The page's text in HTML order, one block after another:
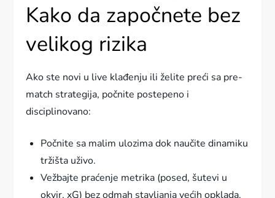
Kako da započnete bez
velikog rizika
Ako ste novi u live klađenju ili želite preći sa pre-
match strategija, počnite postepeno i
disciplinovano:
Počnite sa malim ulozima dok naučite dinamiku
tržišta uživo.
Vežbajte praćenje metrika (posed, šutevi u
okvir, xG) bez odmah stavljanja većih opklada.